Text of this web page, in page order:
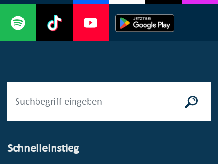
Schnelleinstieg